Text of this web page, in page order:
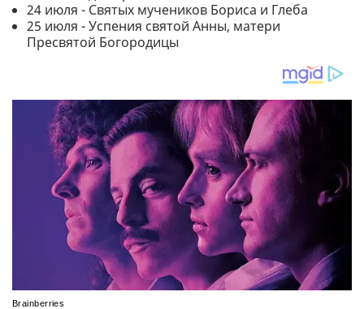
24 июля - Святых мучеников Бориса и Глеба
25 июля - Успения святой Анны, матери
Пресвятой Богородицы